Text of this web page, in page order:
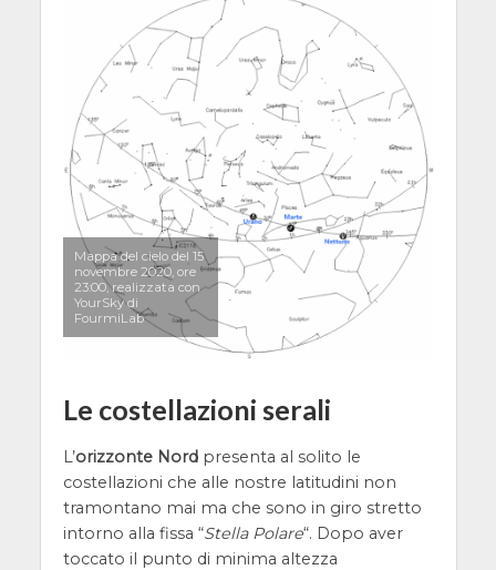
Mappa del cielo del 15
novembre 2020, ore
23:00, realizzata con
YourSky di
FourmiLab
Le costellazioni serali
L’orizzonte Nordpresenta al solito le
costellazioni che alle nostre latitudini non
tramontano mai ma che sono in giro stretto
intorno alla fissa “Stella Polare“. Dopo aver
toccato il punto di minima altezza